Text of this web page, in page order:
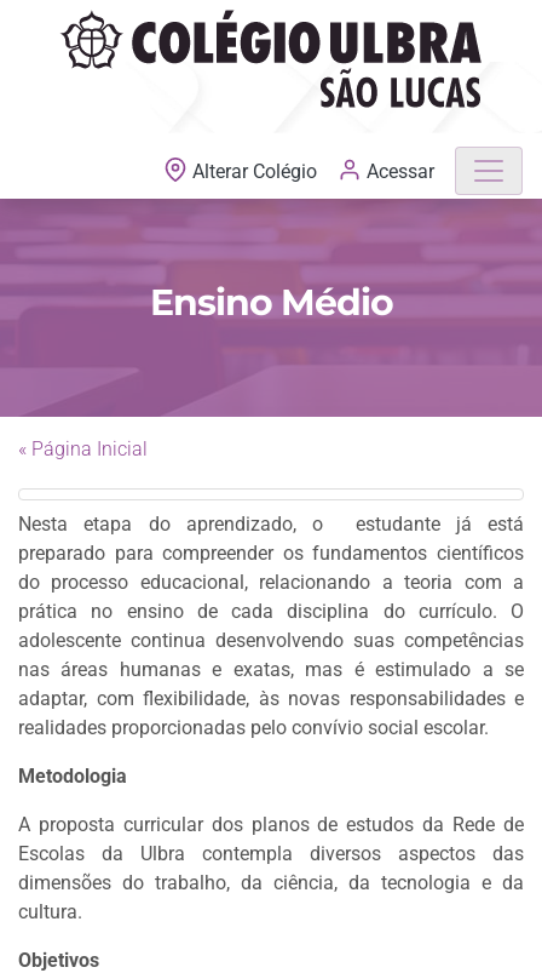
MATRÍCULAS ABERTAS
Alterar Colégio Acessar
Ensino Médio
« Página Inicial
Nesta etapa do aprendizado, o estudante já está
preparado para compreender os fundamentos científicos
do processo educacional, relacionando a teoria com a
prática no ensino de cada disciplina do currículo. O
adolescente continua desenvolvendo suas competências
nas áreas humanas e exatas, mas é estimulado a se
adaptar, com flexibilidade, às novas responsabilidades e
realidades proporcionadas pelo convívio social escolar.
Metodologia
A proposta curricular dos planos de estudos da Rede de
Escolas da Ulbra contempla diversos aspectos das
dimensões do trabalho, da ciência, da tecnologia e da
cultura.
Objetivos